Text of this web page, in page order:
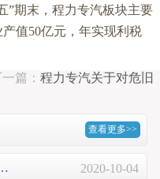
期末，程力专汽板块主要
值50亿元，年实现利税
篇： 程力专汽关于对危旧
查看更多>>
2020-10-04